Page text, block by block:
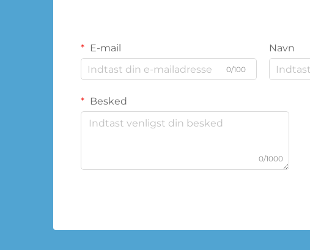
E-mail
0/100
Navn
Besked
0/1000